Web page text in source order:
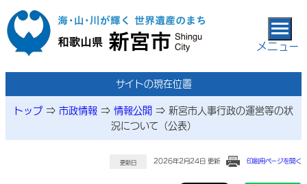
本文へ移動
メニュー
サイトの現在位置
トップ ⇒ 市政情報 ⇒ 情報公開 ⇒ 新宮市人事行政の運営等の状
況について（公表）
更新日 2026年2月24日 更新 印刷用ページを開く